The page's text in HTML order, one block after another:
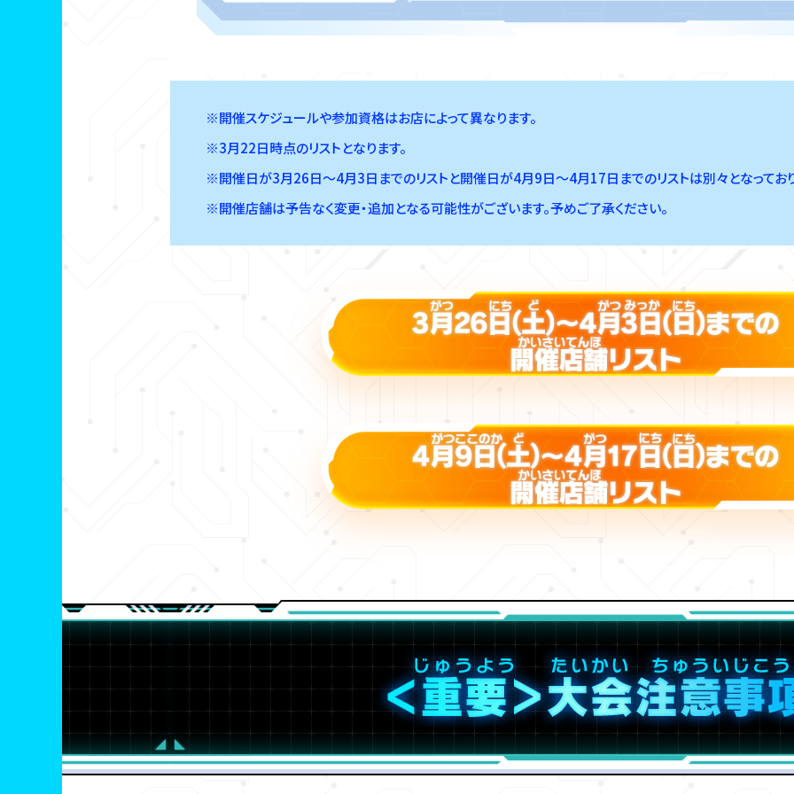
※開催スケジュールや参加資格はお店によって異なります。
※3月22日時点のリストとなります。
※開催日が3月26日～4月3日までのリストと開催日が4月9日～4月17日までのリストは別々となっており
※開催店舗は予告なく変更・追加となる可能性がございます。予めご了承ください。